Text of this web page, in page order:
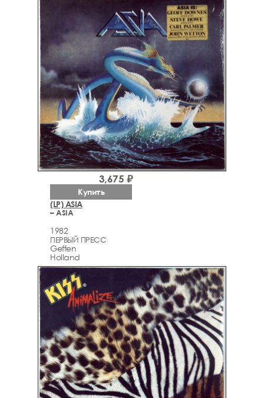
(LP) ASIA
– ASIA
1982
ПЕРВЫЙ ПРЕСС
Geffen
Holland
3,675 ₽
Купить